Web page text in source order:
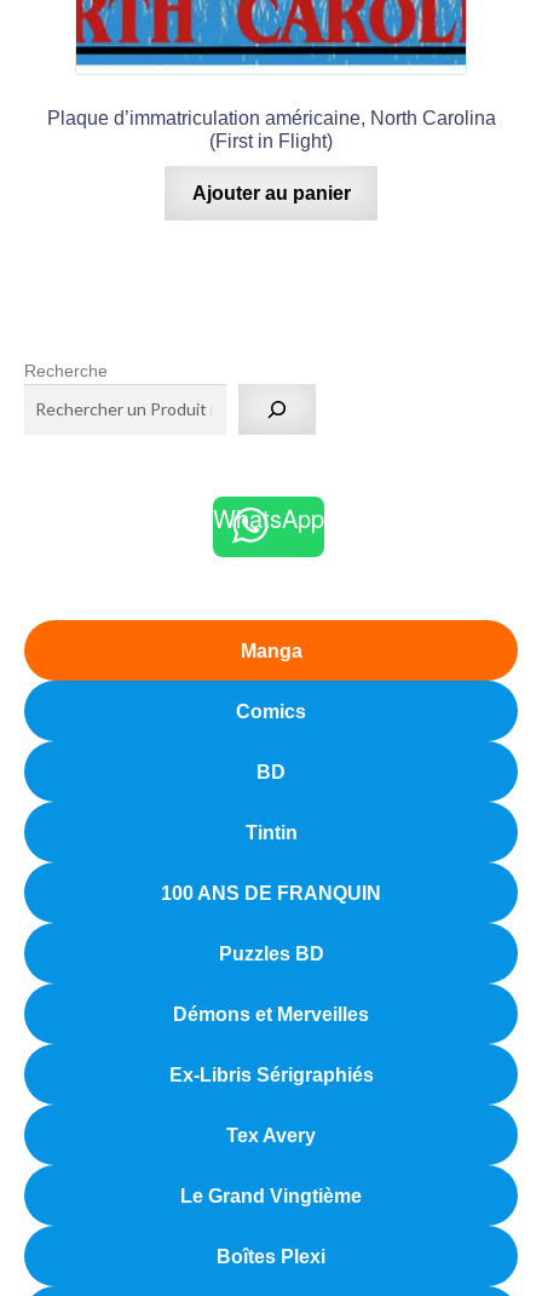
Plaque d’immatriculation américaine, North Carolina
(First in Flight)
Ajouter au panier
Recherche
WhatsApp
Manga
Comics
BD
Tintin
100 ANS DE FRANQUIN
Puzzles BD
Démons et Merveilles
Ex-Libris Sérigraphiés
Tex Avery
Le Grand Vingtième
Boîtes Plexi